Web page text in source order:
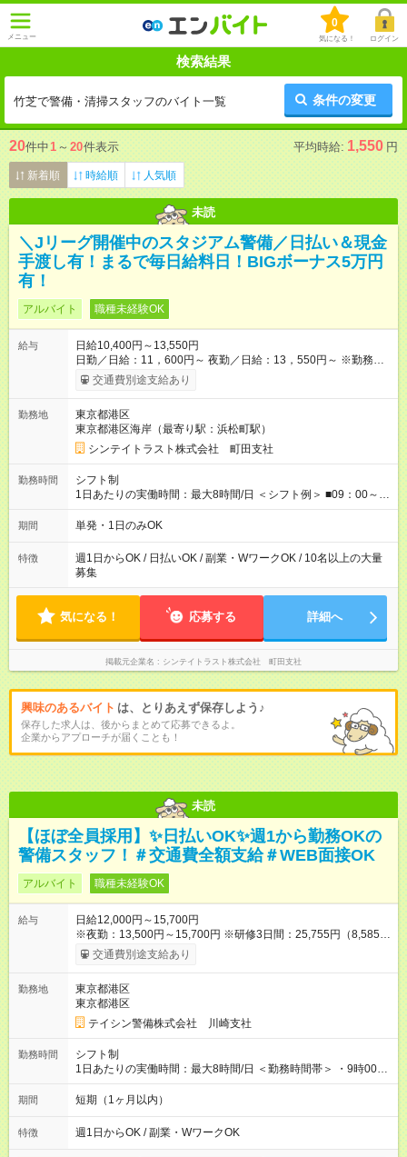
メニュー
0
気になる！ ログイン
検索結果
竹芝で警備・清掃スタッフのバイト一覧 条件の変更
20件中1 ～ 20件表示 平均時給: 1,550 円
新着順 時給順 人気順
未読
＼Jリーグ開催中のスタジアム警備／日払い＆現金
手渡し有！まるで毎日給料日！BIGボーナス5万円
有！
アルバイト 職種未経験OK
給与
日給10,400円～13,550円
日勤／日給：11，600円～ 夜勤／日給：13，550円～ ※勤務数
が週2日以下の場合 日勤／日給：10，400円 夜勤／日給：12，
350円 ■交通費別途全額支給 ※規定あり ■支払方法：日払い └日
⇒希望をお聞かせください♪ ■各種資格手当あり ■残業手当あり ■
日給保障あり └早く終わっても”全額”支給！ ・－・－・ ≪ 法定
研修 ≫ 研修時の給与： 日給10，000円×3日間（24時間） ＝研
修費として合計30，000円支給 ＋交通費全額支給 ※規定あり
【試用期間】試用期間なし
交通費別途支給あり
勤務地
東京都港区
東京都港区海岸（最寄り駅：浜松町駅）
シンテイトラスト株式会社 町田支社
勤務時間
シフト制
1日あたりの実働時間：最大8時間/日 ＜シフト例＞ ■09：00～
18：00 ■20：00～翌5：00 など！ 上記時間内で、 実働8時
間・休憩1時間／日
期間 単発・1日のみOK
特徴
週1日からOK / 日払いOK / 副業・WワークOK / 10名以上の大量
募集
気になる！ 応募する 詳細へ
掲載元企業名 シンテイトラスト株式会社 町田支社
興味のあるバイト は、とりあえず保存しよう♪
保存した求人は、後からまとめて応募できるよ。
企業からアプローチが届くことも！
未読
【ほぼ全員採用】✨日払いOK✨週1から勤務OKの
警備スタッフ！＃交通費全額支給＃WEB面接OK
アルバイト 職種未経験OK
給与
日給12,000円～15,700円
※夜勤：13,500円～15,700円 ※研修3日間：25,755円（8,585円
×3日間／計21時間） ✅早上がりでも日給全額保証◎ ✅寮完備！
即入居OK！ ✅週1日～勤務OK ✅週5日勤務×フルタイムも可能 ✅
得費用は会社が全額負担します。 ＜＜ ✨紹介報奨金キャンペー
ン✨ ＞＞ 紹介する側＆入社する側も嬉しい制度！ 条件に応じ
て、下記報奨金を支給♪ ■紹介者：最大10万円 ■入社者：最大5万
円 ■入社者（即戦力）：最大7万円 【試用期間】試用期間あり 試
用期間の長さ：2ヶ月 雇用形態、給与は本採用時と同じです。
交通費別途支給あり
勤務地
東京都港区
東京都港区
テイシン警備株式会社 川崎支社
勤務時間
シフト制
1日あたりの実働時間：最大8時間/日 ＜勤務時間帯＞ ・9時00分
～18時00分 ・20時00分～05時00分 ◎週1日から勤務可能で、1
週間ごとの自己申告制シフトを採用。短期勤務や副業としての
イフスタイルに合わせた働き方ができます。有給休暇も積極的
に取得可能です！
期間 短期（1ヶ月以内）
特徴 週1日からOK / 副業・WワークOK